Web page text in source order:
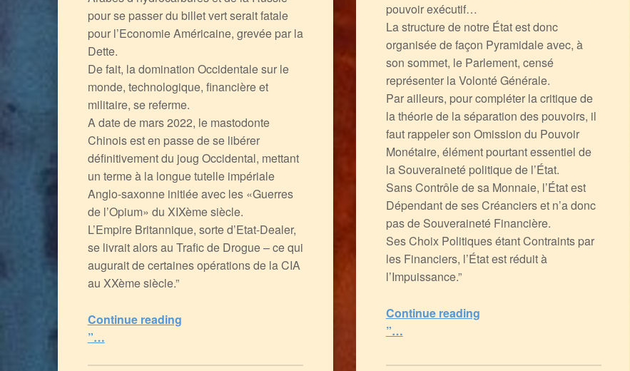
pour se passer du billet vert serait fatale
pour l’Economie Américaine, grevée par la
Dette.
De fait, la domination Occidentale sur le
monde, technologique, financière et
militaire, se referme.
A date de mars 2022, le mastodonte
Chinois est en passe de se libérer
définitivement du joug Occidental, mettant
un terme à la longue tutelle impériale
Anglo-saxonne initiée avec les «Guerres
de l’Opium» du XIXème siècle.
L’Empire Britannique, sorte d’Etat-Dealer,
se livrait alors au Trafic de Drogue – ce qui
augurait de certaines opérations de la CIA
au XXème siècle.”
Continue reading“D’un Empire à l’autre : des Guerres de l’Opium à la Chute du Pétrodollar
”…
pouvoir exécutif…
La structure de notre État est donc
organisée de façon Pyramidale avec, à
son sommet, le Parlement, censé
représenter la Volonté Générale.
Par ailleurs, pour compléter la critique de
la théorie de la séparation des pouvoirs, il
faut rappeler son Omission du Pouvoir
Monétaire, élément pourtant essentiel de
la Souveraineté politique de l’État.
Sans Contrôle de sa Monnaie, l’État est
Dépendant de ses Créanciers et n’a donc
pas de Souveraineté Financière.
Ses Choix Politiques étant Contraints par
les Financiers, l’État est réduit à
l’Impuissance.”
Continue reading
”…